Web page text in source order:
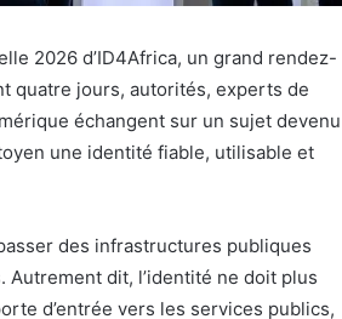
2026 d’ID4Africa, un grand rendez-
quatre jours, autorités, experts de
échangent sur un sujet devenu
une identité fiable, utilisable et
des infrastructures publiques
dit, l’identité ne doit plus
d’entrée vers les services publics,